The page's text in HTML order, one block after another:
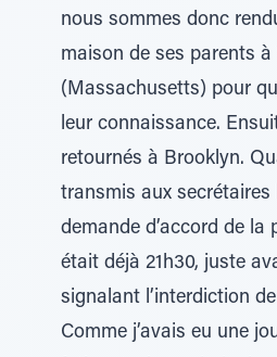
nous sommes donc
maison de ses parents à
(Massachusetts) pour
leur connaissance.
retournés à Brooklyn.
transmis aux secrétaires
demande d’accord de la
était déjà 21h30, juste
signalant l’interdiction
Comme j’avais eu une